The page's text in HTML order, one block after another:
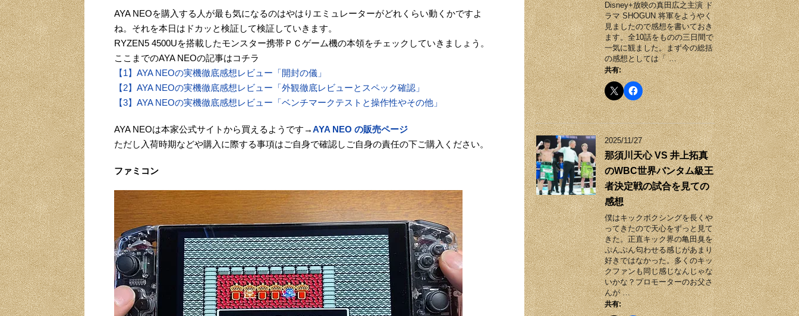
AYA NEOを購入する人が最も気になるのはやはりエミュレーターがどれくらい動くかですよ
ね。それを本日はドカッと検証して検証していきます。
RYZEN5 4500Uを搭載したモンスター携帯ＰＣゲーム機の本領をチェックしていきましょう。
ここまでのAYA NEOの記事はコチラ
【1】AYA NEOの実機徹底感想レビュー「開封の儀」
【2】AYA NEOの実機徹底感想レビュー「外観徹底レビューとスペック確認」
【3】AYA NEOの実機徹底感想レビュー「ベンチマークテストと操作性やその他」
AYA NEOは本家公式サイトから買えるようです→AYA NEO の販売ページ
ただし入荷時期などや購入に際する事項はご自身で確認しご自身の責任の下ご購入ください。
ファミコン
Disney+放映の真田広之主演 ド
ラマ SHOGUN 将軍をようやく
見ましたので感想を書いておき
ます。全10話をものの三日間で
一気に観ました。まず今の総括
の感想としては「 …
共有:
2025/11/27
那須川天心 VS 井上拓真
のWBC世界バンタム級王
者決定戦の試合を見ての
感想
僕はキックボクシングを長くや
ってきたので天心をずっと見て
きた。正直キック界の亀田臭を
ぷんぷん匂わせる感じがあまり
好きではなかった。多くのキッ
クファンも同じ感じなんじゃな
いかな？プロモーターのお父さ
んが …
共有: